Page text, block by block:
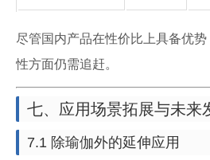
尽管国内产品在性价比上具备优
性方面仍需追赶。
七、应用场景拓展与未来
7.1 除瑜伽外的延伸应用